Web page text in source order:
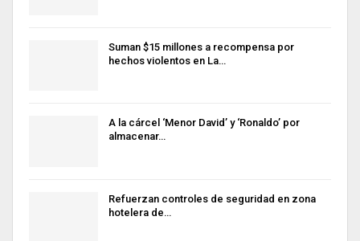
Suman $15 millones a recompensa por
hechos violentos en La…
A la cárcel ‘Menor David’ y ‘Ronaldo’ por
almacenar…
Refuerzan controles de seguridad en zona
hotelera de…